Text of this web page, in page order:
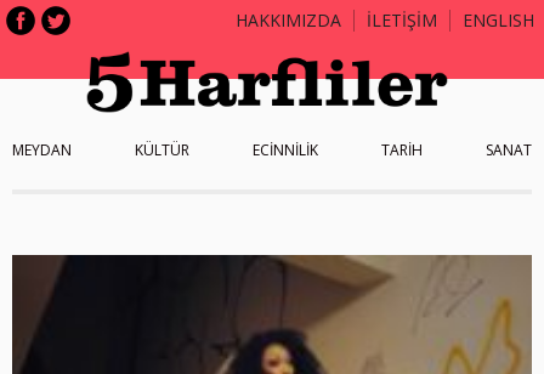
HAKKIMIZDA İLETİŞİM ENGLISH
MEYDAN KÜLTÜR ECİNNİLİK TARİH SANAT